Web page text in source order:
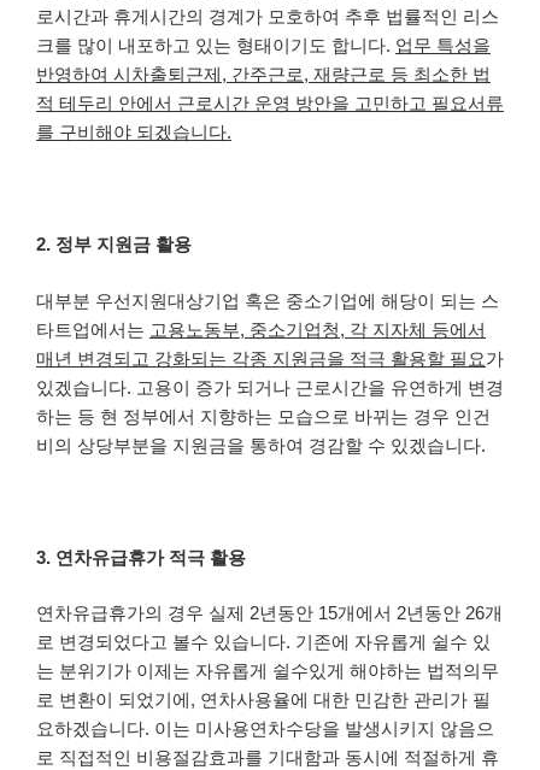
로시간과 휴게시간의 경계가 모호하여 추후 법률적인 리스
크를 많이 내포하고 있는 형태이기도 합니다. 업무 특성을
반영하여 시차출퇴근제, 간주근로, 재량근로 등 최소한 법
적 테두리 안에서 근로시간 운영 방안을 고민하고 필요서류
를 구비해야 되겠습니다.
2. 정부 지원금 활용
대부분 우선지원대상기업 혹은 중소기업에 해당이 되는 스
타트업에서는 고용노동부, 중소기업청, 각 지자체 등에서
매년 변경되고 강화되는 각종 지원금을 적극 활용할 필요가
있겠습니다. 고용이 증가 되거나 근로시간을 유연하게 변경
하는 등 현 정부에서 지향하는 모습으로 바뀌는 경우 인건
비의 상당부분을 지원금을 통하여 경감할 수 있겠습니다.
3. 연차유급휴가 적극 활용
연차유급휴가의 경우 실제 2년동안 15개에서 2년동안 26개
로 변경되었다고 볼수 있습니다. 기존에 자유롭게 쉴수 있
는 분위기가 이제는 자유롭게 쉴수있게 해야하는 법적의무
로 변환이 되었기에, 연차사용율에 대한 민감한 관리가 필
요하겠습니다. 이는 미사용연차수당을 발생시키지 않음으
로 직접적인 비용절감효과를 기대함과 동시에 적절하게 휴